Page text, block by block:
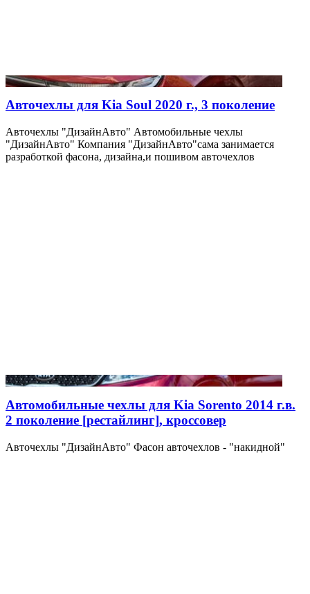
Авточехлы для Kia Soul 2020 г., 3 поколение
Авточехлы "ДизайнАвто" Автомобильные чехлы
"ДизайнАвто" Компания "ДизайнАвто"сама занимается
разработкой фасона, дизайна,и пошивом авточехлов
Автомобильные чехлы для Kia Sorento 2014 г.в.
2 поколение [рестайлинг], кроссовер
Авточехлы "ДизайнАвто" Фасон авточехлов - "накидной"